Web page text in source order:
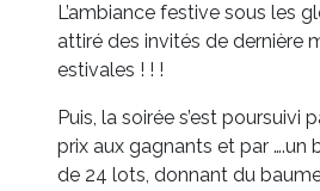
L’ambiance festive sous les
attiré des invités de dernière
estivales ! ! !
Puis, la soirée s’est poursuivi
prix aux gagnants et par ….un
de 24 lots, donnant du